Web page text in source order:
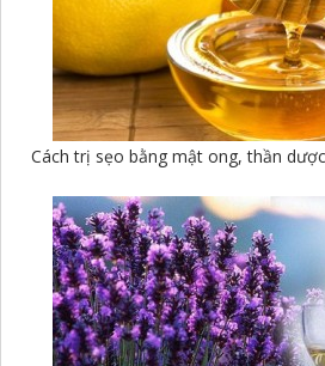
Cách trị sẹo bằng mật ong, thần